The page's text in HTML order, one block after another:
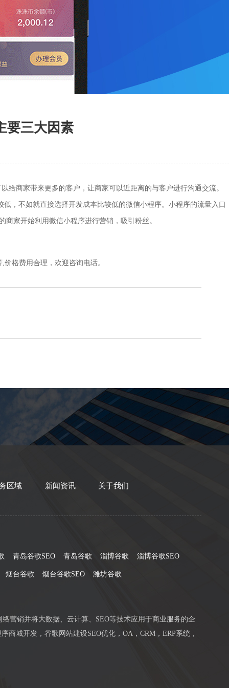
要三大因素
给商家带来更多的客户，让商家可以近距离的与客户进行沟通交流。
，不如就直接选择开发成本比较低的微信小程序。小程序的流量入口
家开始利用微信小程序进行营销，吸引粉丝。
格费用合理，欢迎咨询电话。
区域 新闻资讯 关于我们
青岛谷歌SEO 青岛谷歌 淄博谷歌 淄博谷歌SEO
烟台谷歌 烟台谷歌SEO 潍坊谷歌
营销并将大数据、云计算、SEO等技术应用于商业服务的企
商城开发，谷歌网站建设SEO优化，OA，CRM，ERP系统，